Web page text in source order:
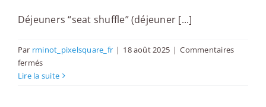
Déjeuners “seat shuffle” (déjeuner [...]
Par rminot_pixelsquare_fr | 18 août 2025 | Commentaires
ferméssur
Déjeuners
Lire la suite